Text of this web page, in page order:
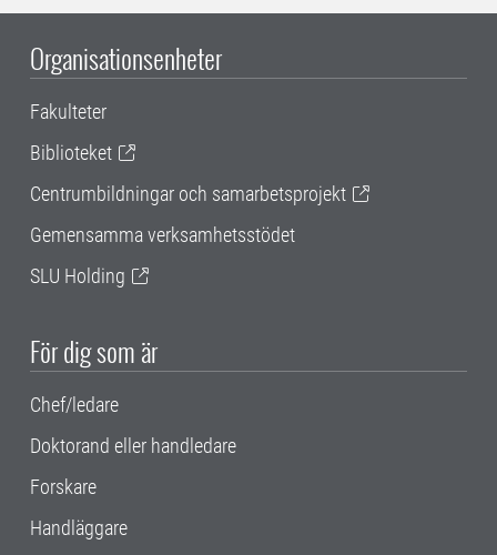
Organisationsenheter
Fakulteter
Biblioteket
Centrumbildningar och samarbetsprojekt
Gemensamma verksamhetsstödet
SLU Holding
För dig som är
Chef/ledare
Doktorand eller handledare
Forskare
Handläggare